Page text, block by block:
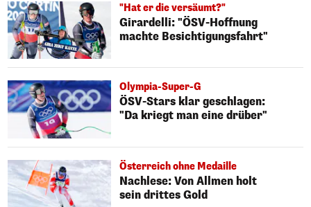
"Hat er die versäumt?"
Girardelli: "ÖSV-Hoffnung
machte Besichtigungsfahrt"
Olympia-Super-G
ÖSV-Stars klar geschlagen:
"Da kriegt man eine drüber"
Österreich ohne Medaille
Nachlese: Von Allmen holt
sein drittes Gold